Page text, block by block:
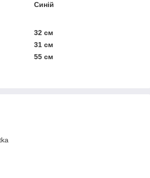
Синій
32 см
31 см
55 см